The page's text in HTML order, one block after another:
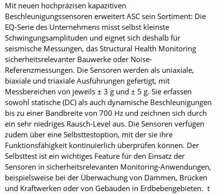
Mit neuen hochpräzisen kapazitiven
Beschleunigungssensoren erweitert ASC sein Sortiment: Die
EQ-Serie des Unternehmens misst selbst kleinste
Schwingungsamplituden und eignet sich deshalb für
seismische Messungen, das Structural Health Monitoring
sicherheitsrelevanter Bauwerke oder Noise-
Referenzmessungen. Die Sensoren werden als uniaxiale,
biaxiale und triaxiale Ausführungen gefertigt, mit
Messbereichen von jeweils ± 3 g und ± 5 g. Sie erfassen
sowohl statische (DC) als auch dynamische Beschleunigungen
bis zu einer Bandbreite von 700 Hz und zeichnen sich durch
ein sehr niedriges Rausch-Level aus. Die Sensoren verfügen
zudem über eine Selbsttestoption, mit der sie ihre
Funktionsfähigkeit kontinuierlich überprüfen können. Der
Selbsttest ist ein wichtiges Feature für den Einsatz der
Sensoren in sicherheitsrelevanten Monitoring-Anwendungen,
beispielsweise bei der Überwachung von Dämmen, Brücken
und Kraftwerken oder von Gebäuden in Erdbebengebieten. t